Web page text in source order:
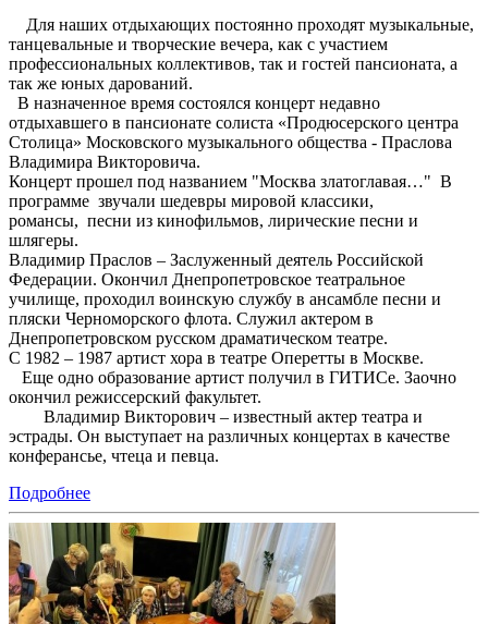
Для наших отдыхающих постоянно проходят музыкальные,
танцевальные и творческие вечера, как с участием
профессиональных коллективов, так и гостей пансионата, а
так же юных дарований.
В назначенное время состоялся концерт недавно
отдыхавшего в пансионате солиста «Продюсерского центра
Столица» Московского музыкального общества - Праслова
Владимира Викторовича.
Концерт прошел под названием "Москва златоглавая…" В
программе звучали шедевры мировой классики,
романсы, песни из кинофильмов, лирические песни и
шлягеры.
Владимир Праслов – Заслуженный деятель Российской
Федерации. Окончил Днепропетровское театральное
училище, проходил воинскую службу в ансамбле песни и
пляски Черноморского флота. Служил актером в
Днепропетровском русском драматическом театре.
С 1982 – 1987 артист хора в театре Оперетты в Москве.
Еще одно образование артист получил в ГИТИСе. Заочно
окончил режиссерский факультет.
Владимир Викторович – известный актер театра и
эстрады. Он выступает на различных концертах в качестве
конферансье, чтеца и певца.
Подробнее